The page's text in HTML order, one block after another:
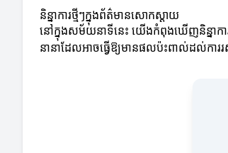
និន្នាការថ្មីៗក្នុងព័ត៌មានសោកស្តាយ
នៅក្នុងសម័យនាទីនេះ យើងកំពុងឃើញនិន្នាកា
នានាដែលអាចធ្វើឱ្យមានផលប៉ះពាល់ដល់កា